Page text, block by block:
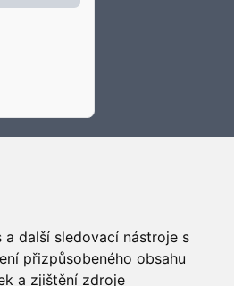
další sledovací nástroje s
přizpůsobeného obsahu
a zjištění zdroje